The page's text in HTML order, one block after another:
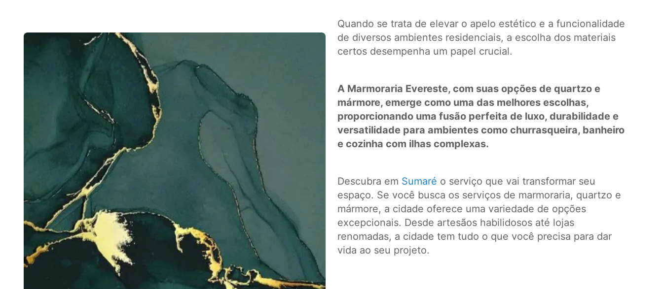
Quando se trata de elevar o apelo estético e a funcionalidade
de diversos ambientes residenciais, a escolha dos materiais
certos desempenha um papel crucial.
A Marmoraria Evereste, com suas opções de quartzo e
mármore, emerge como uma das melhores escolhas,
proporcionando uma fusão perfeita de luxo, durabilidade e
versatilidade para ambientes como churrasqueira, banheiro
e cozinha com ilhas complexas.
Descubra em Sumaré o serviço que vai transformar seu
espaço. Se você busca os serviços de marmoraria, quartzo e
mármore, a cidade oferece uma variedade de opções
excepcionais. Desde artesãos habilidosos até lojas
renomadas, a cidade tem tudo o que você precisa para dar
vida ao seu projeto.